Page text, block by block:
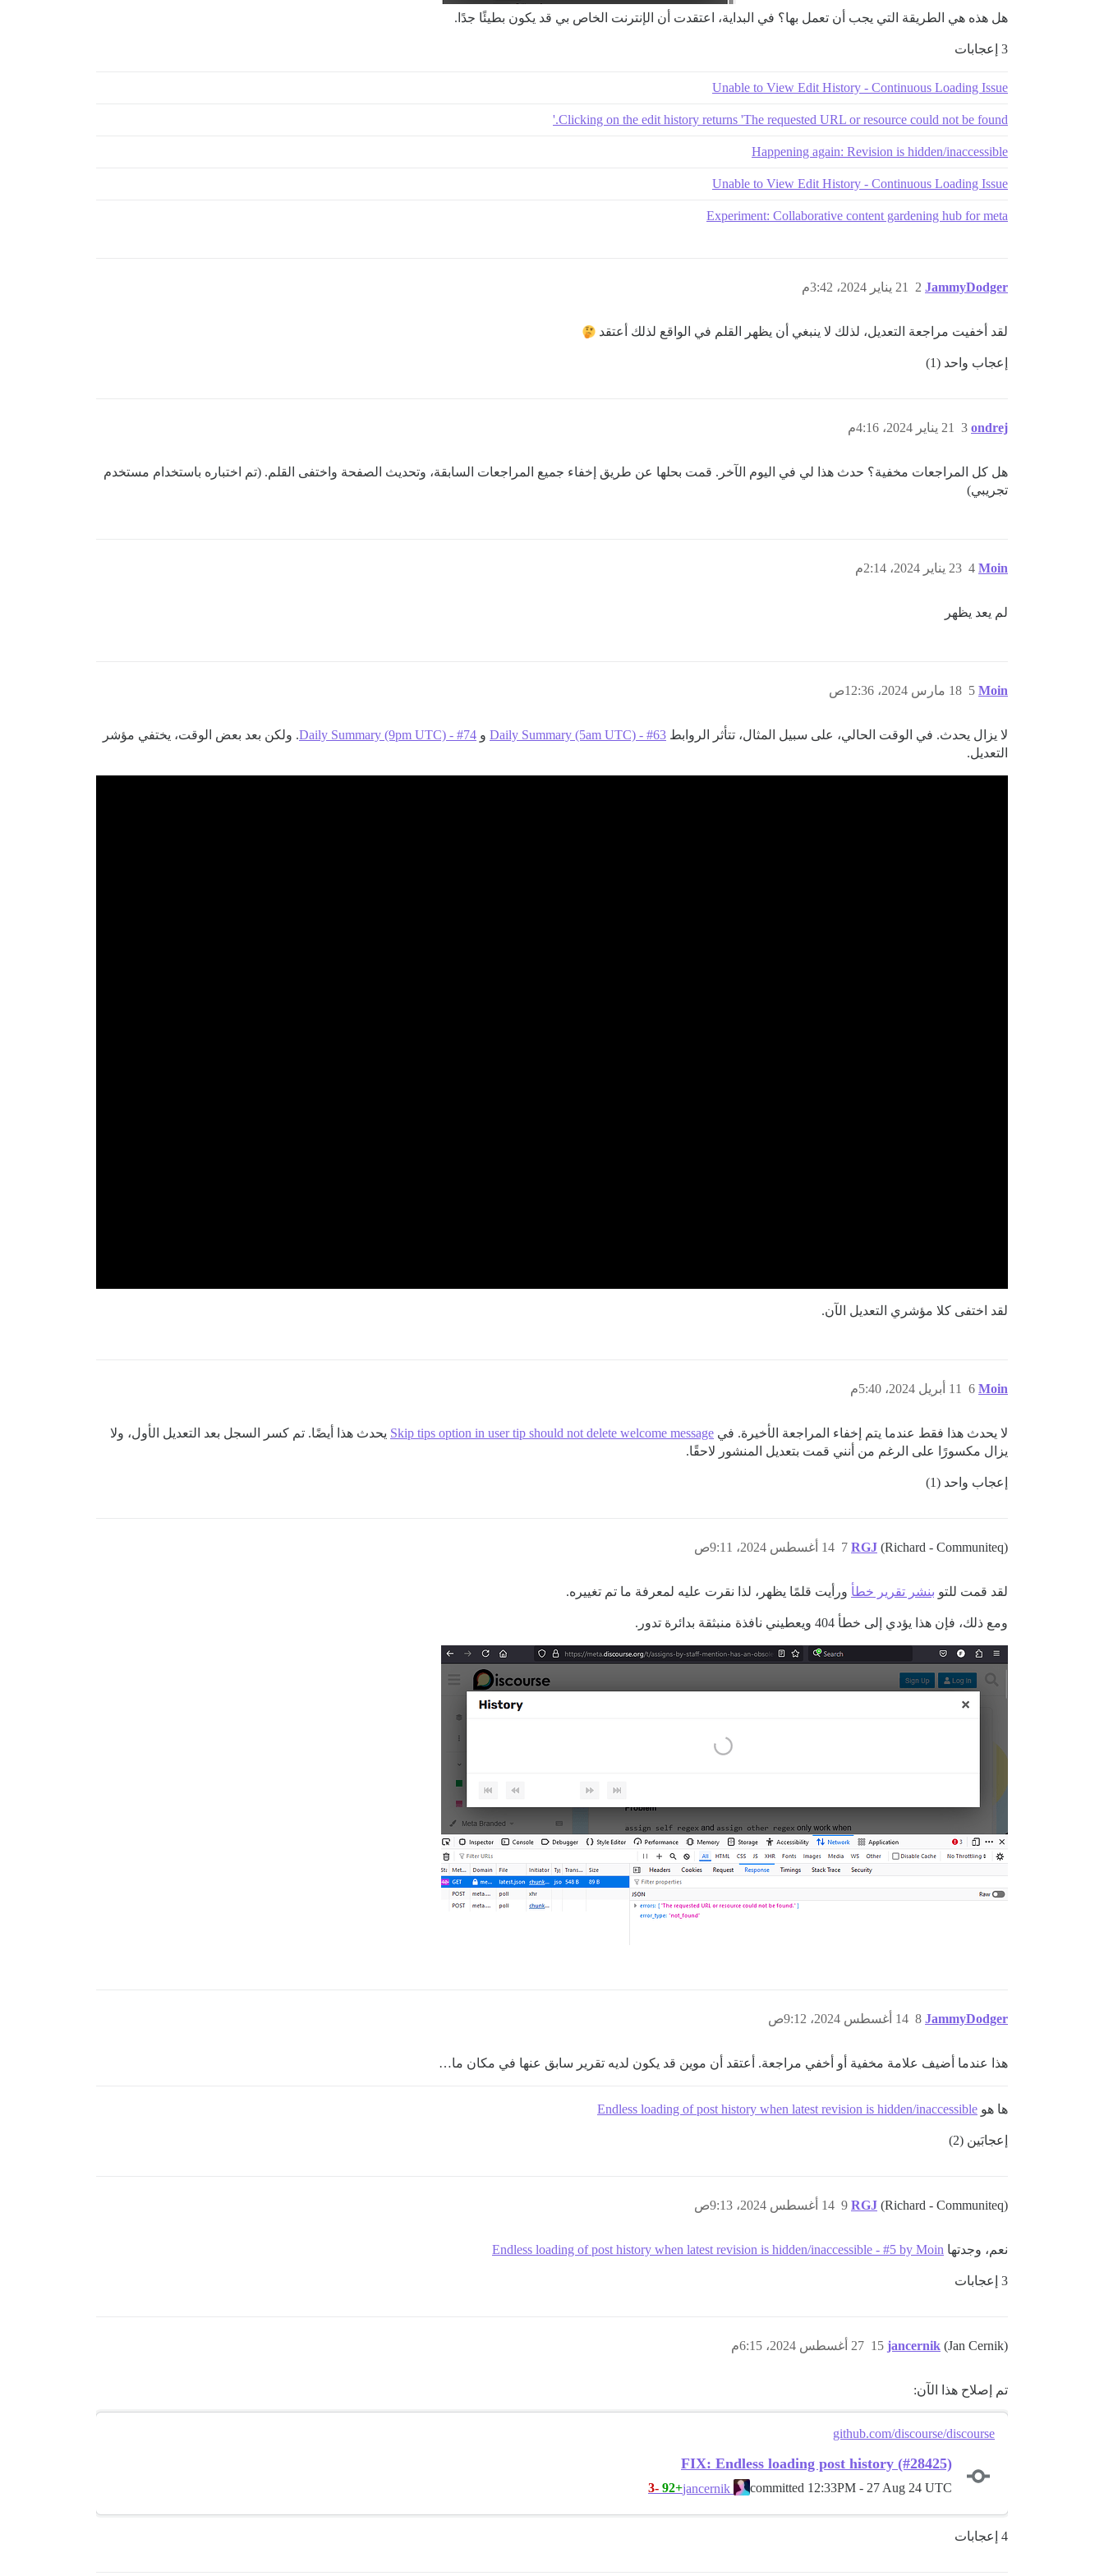
هل هذه هي الطريقة التي يجب أن تعمل بها؟ في البداية، اعتقدت أن الإنترنت الخاص بي قد يكون بطيئًا جدًا.
3 إعجابات
Unable to View Edit History - Continuous Loading Issue
Clicking on the edit history returns 'The requested URL or resource could not be found.'
Happening again: Revision is hidden/inaccessible
Unable to View Edit History - Continuous Loading Issue
Experiment: Collaborative content gardening hub for meta
JammyDodger 21 يناير 2024، 3:42م 2
لقد أخفيت مراجعة التعديل، لذلك لا ينبغي أن يظهر القلم في الواقع لذلك أعتقد
إعجاب واحد (1)
ondrej 21 يناير 2024، 4:16م 3
هل كل المراجعات مخفية؟ حدث هذا لي في اليوم الآخر. قمت بحلها عن طريق إخفاء جميع المراجعات السابقة، وتحديث الصفحة واختفى القلم. (تم اختباره باستخدام مستخدم
تجريبي)
Moin 23 يناير 2024، 2:14م 4
لم يعد يظهر
Moin 18 مارس 2024، 12:36ص 5
لا يزال يحدث. في الوقت الحالي، على سبيل المثال، تتأثر الروابط Daily Summary (5am UTC) - #63 و Daily Summary (9pm UTC) - #74. ولكن بعد بعض الوقت، يختفي مؤشر
التعديل.
لقد اختفى كلا مؤشري التعديل الآن.
Moin 11 أبريل 2024، 5:40م 6
لا يحدث هذا فقط عندما يتم إخفاء المراجعة الأخيرة. في Skip tips option in user tip should not delete welcome message يحدث هذا أيضًا. تم كسر السجل بعد التعديل الأول، ولا
يزال مكسورًا على الرغم من أنني قمت بتعديل المنشور لاحقًا.
إعجاب واحد (1)
RGJ (Richard - Communiteq) 14 أغسطس 2024، 9:11ص 7
لقد قمت للتو بنشر تقرير خطأ ورأيت قلمًا يظهر، لذا نقرت عليه لمعرفة ما تم تغييره.
ومع ذلك، فإن هذا يؤدي إلى خطأ 404 ويعطيني نافذة منبثقة بدائرة تدور.
JammyDodger 14 أغسطس 2024، 9:12ص 8
هذا عندما أضيف علامة مخفية أو أخفي مراجعة. أعتقد أن موين قد يكون لديه تقرير سابق عنها في مكان ما…
ها هو Endless loading of post history when latest revision is hidden/inaccessible
إعجابَين (2)
RGJ (Richard - Communiteq) 14 أغسطس 2024، 9:13ص 9
نعم، وجدتها Endless loading of post history when latest revision is hidden/inaccessible - #5 by Moin
3 إعجابات
jancernik (Jan Cernik) 27 أغسطس 2024، 6:15م 15
تم إصلاح هذا الآن:
github.com/discourse/discourse
FIX: Endless loading post history (#28425)
committed 12:33PM - 27 Aug 24 UTC
+92
-3
4 إعجابات